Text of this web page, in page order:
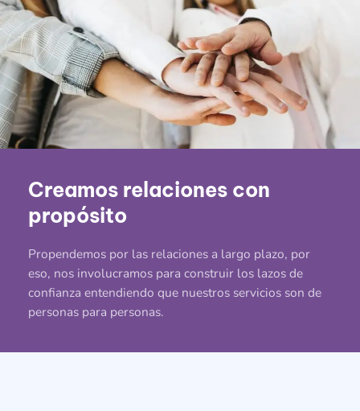
Creamos relaciones con
propósito
Propendemos por las relaciones a largo plazo, por
eso, nos involucramos para construir los lazos de
confianza entendiendo que nuestros servicios son de
personas para personas.